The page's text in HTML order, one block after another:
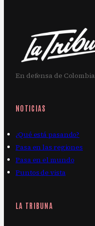
En defensa de Colombia
NOTICIAS
¿Qué está pasando?
Pasa en las regiones
Pasa en el mundo
Puntos de vista
LA TRIBUNA